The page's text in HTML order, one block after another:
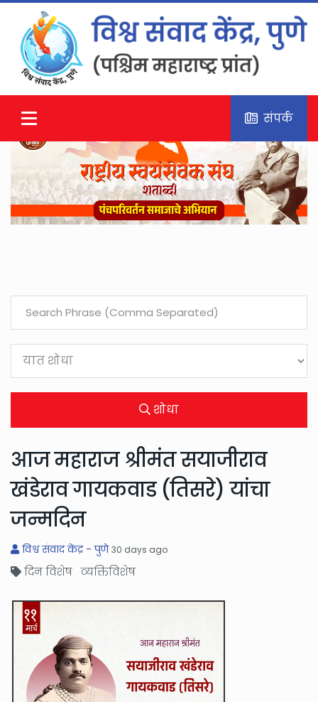
संपर्क
शोधा
आज महाराज श्रीमंत सयाजीराव
खंडेराव गायकवाड (तिसरे) यांचा
जन्मदिन
विश्व संवाद केंद्र - पुणे 30 days ago
दिन विशेष व्यक्तिविशेष